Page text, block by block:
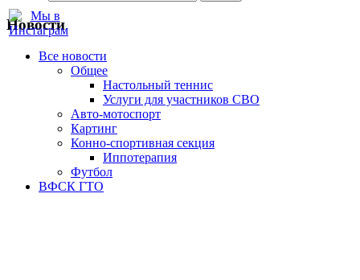
Новости
Все новости
Oбщее
Настольный теннис
Услуги для участников СВО
Авто-мотоспорт
Картинг
Конно-спортивная секция
Иппотерапия
Футбол
ВФСК ГТО